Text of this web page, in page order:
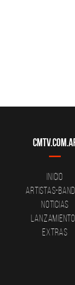
Inicio
Artistas-
Noticias
Extras